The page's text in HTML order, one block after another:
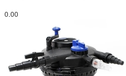
0.00